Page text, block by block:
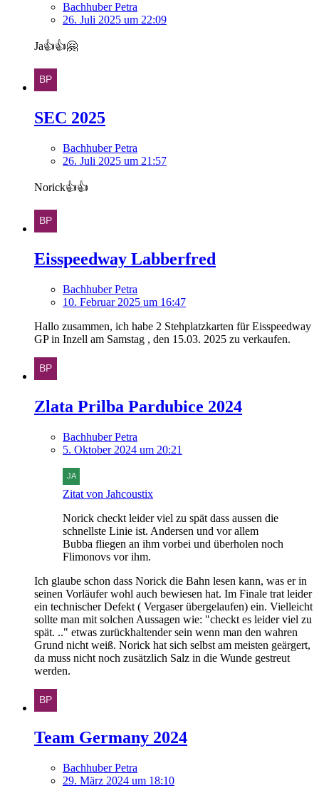
Bachhuber Petra
26. Juli 2025 um 22:09
Ja👍👍🤗
SEC 2025
Bachhuber Petra
26. Juli 2025 um 21:57
Norick👍👍
Eisspeedway Labberfred
Bachhuber Petra
10. Februar 2025 um 16:47
Hallo zusammen, ich habe 2 Stehplatzkarten für Eisspeedway
GP in Inzell am Samstag , den 15.03. 2025 zu verkaufen.
Zlata Prilba Pardubice 2024
Bachhuber Petra
5. Oktober 2024 um 20:21
Zitat von Jahcoustix
Norick checkt leider viel zu spät dass aussen die
schnellste Linie ist. Andersen und vor allem
Bubba fliegen an ihm vorbei und überholen noch
Flimonovs vor ihm.
Ich glaube schon dass Norick die Bahn lesen kann, was er in
seinen Vorläufer wohl auch bewiesen hat. Im Finale trat leider
ein technischer Defekt ( Vergaser übergelaufen) ein. Vielleicht
sollte man mit solchen Aussagen wie: "checkt es leider viel zu
spät. .." etwas zurückhaltender sein wenn man den wahren
Grund nicht weiß. Norick hat sich selbst am meisten geärgert,
da muss nicht noch zusätzlich Salz in die Wunde gestreut
werden.
Team Germany 2024
Bachhuber Petra
29. März 2024 um 18:10